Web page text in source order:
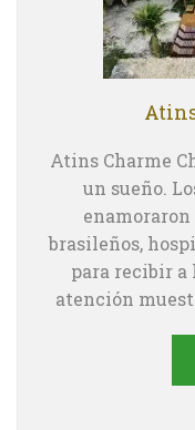
Atins Charme
un sueño.
brasileños,
para recibir
atención